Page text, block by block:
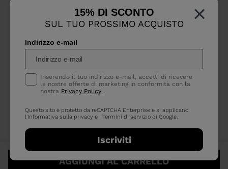
×
15% DI SCONTO
SUL TUO PROSSIMO ACQUISTO
Indirizzo e-mail
Inserendo il tuo indirizzo e-mail, accetti di ricevere
le nostre offerte di marketing in conformità con la
nostra Privacy Policy .
Questo sito è protetto da reCAPTCHA Enterprise e si applicano
l'Informativa sulla privacy e iTermini di servizio di Google.
Iscriviti
AGGIUNGI AL CARRELLO